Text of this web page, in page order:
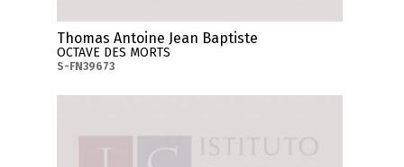
Thomas Antoine Jean Baptiste
OCTAVE DES MORTS
S-FN39673